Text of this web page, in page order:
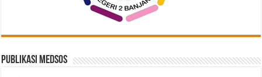
Publikasi Medsos